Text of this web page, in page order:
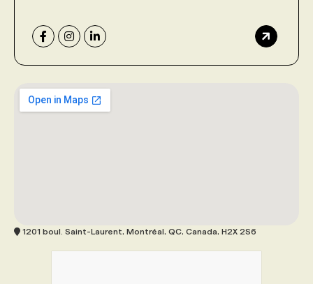
1201 boul. Saint-Laurent, Montréal, QC, Canada, H2X 2S6